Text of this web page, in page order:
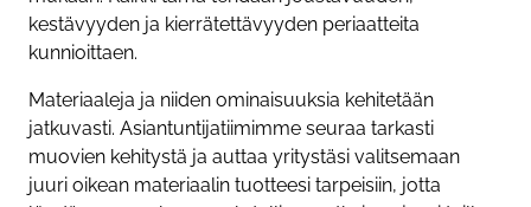
kestävyyden ja kierrätettävyyden periaatteita
kunnioittaen.
Materiaaleja ja niiden ominaisuuksia kehitetään
jatkuvasti. Asiantuntijatiimimme seuraa tarkasti
muovien kehitystä ja auttaa yritystäsi valitsemaan
juuri oikean materiaalin tuotteesi tarpeisiin, jotta